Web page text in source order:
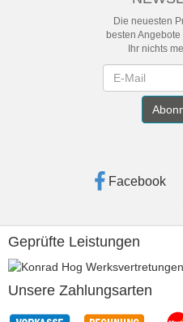
Die neuesten
besten
Ihr nichts
Facebook
Geprüfte Leistungen
Unsere Zahlungsarten